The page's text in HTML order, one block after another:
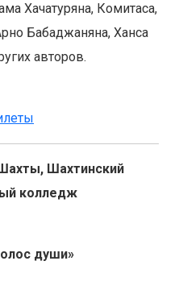
Хачатуряна, Комитаса,
Бабаджаняна, Ханса
авторов.
Шахтинский
колледж
души»